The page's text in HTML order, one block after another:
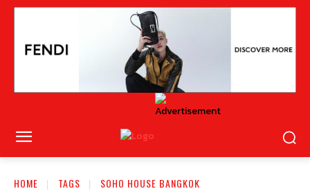
HOME TAGS SOHO HOUSE BANGKOK